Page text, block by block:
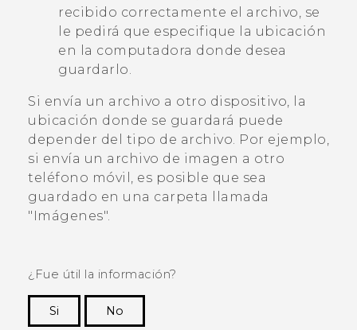
recibido correctamente el archivo, se
le pedirá que especifique la ubicación
en la computadora donde desea
guardarlo.
Si envía un archivo a otro dispositivo, la
ubicación donde se guardará puede
depender del tipo de archivo. Por ejemplo,
si envía un archivo de imagen a otro
teléfono móvil, es posible que sea
guardado en una carpeta llamada
"‍Imágenes"‍.
¿Fue útil la información?
Si
No